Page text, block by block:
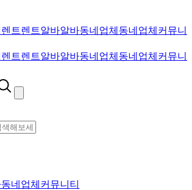
렌트렌트알바알바동네업체 동네업체 커뮤니
렌트렌트알바알바동네업체 동네업체 커뮤니
동네업체 커뮤니티